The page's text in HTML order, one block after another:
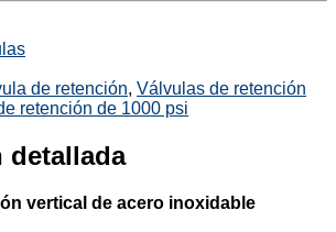
de retención, Válvulas de retención
retención de 1000 psi
detallada
vertical de acero inoxidable